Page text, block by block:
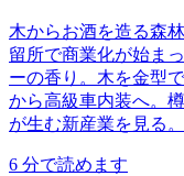
木からお酒を造る森
留所で商業化が始ま
ーの香り。木を金型
から高級車内装へ。
が生む新産業を見る。
6 分で読めます